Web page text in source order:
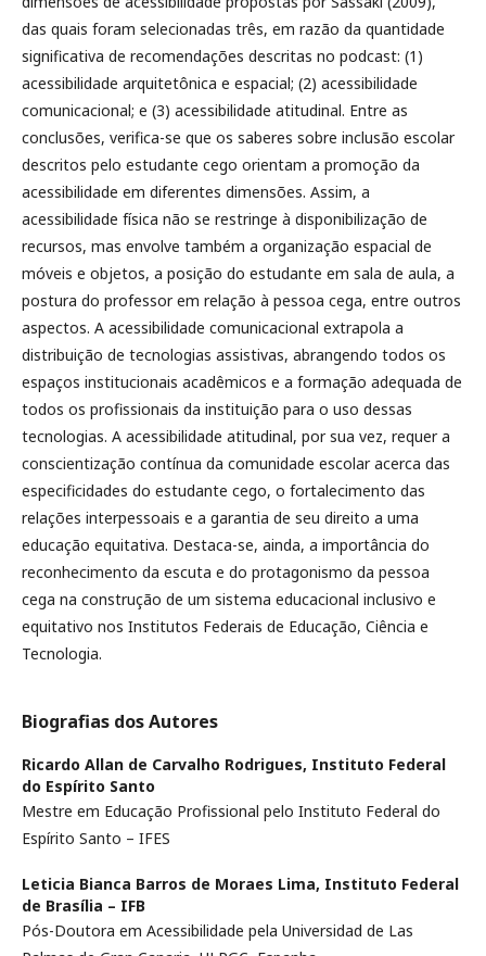
das quais foram selecionadas três, em razão da quantidade
significativa de recomendações descritas no podcast: (1)
acessibilidade arquitetônica e espacial; (2) acessibilidade
comunicacional; e (3) acessibilidade atitudinal. Entre as
conclusões, verifica-se que os saberes sobre inclusão escolar
descritos pelo estudante cego orientam a promoção da
acessibilidade em diferentes dimensões. Assim, a
acessibilidade física não se restringe à disponibilização de
recursos, mas envolve também a organização espacial de
móveis e objetos, a posição do estudante em sala de aula, a
postura do professor em relação à pessoa cega, entre outros
aspectos. A acessibilidade comunicacional extrapola a
distribuição de tecnologias assistivas, abrangendo todos os
espaços institucionais acadêmicos e a formação adequada de
todos os profissionais da instituição para o uso dessas
tecnologias. A acessibilidade atitudinal, por sua vez, requer a
conscientização contínua da comunidade escolar acerca das
especificidades do estudante cego, o fortalecimento das
relações interpessoais e a garantia de seu direito a uma
educação equitativa. Destaca-se, ainda, a importância do
reconhecimento da escuta e do protagonismo da pessoa
cega na construção de um sistema educacional inclusivo e
equitativo nos Institutos Federais de Educação, Ciência e
Tecnologia.
Biografias dos Autores
Ricardo Allan de Carvalho Rodrigues, Instituto Federal
do Espírito Santo
Mestre em Educação Profissional pelo Instituto Federal do
Espírito Santo – IFES
Leticia Bianca Barros de Moraes Lima, Instituto Federal
de Brasília – IFB
Pós-Doutora em Acessibilidade pela Universidad de Las